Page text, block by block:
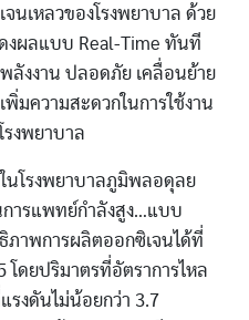
นเหลวของโรงพยาบาล ด้วย
งผลแบบ Real-Time ทันที
ลังงาน ปลอดภัย เคลื่อนย้าย
พิ่มความสะดวกในการใช้งาน
งพยาบาล
โรงพยาบาลภูมิพลอดุลย
การแพทย์กำลังสูง…แบบ
ภาพการผลิตออกซิเจนได้ที่
โดยปริมาตรที่อัตราการไหล
รงดันไม่น้อยกว่า 3.7